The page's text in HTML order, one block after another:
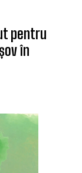
pentru
în